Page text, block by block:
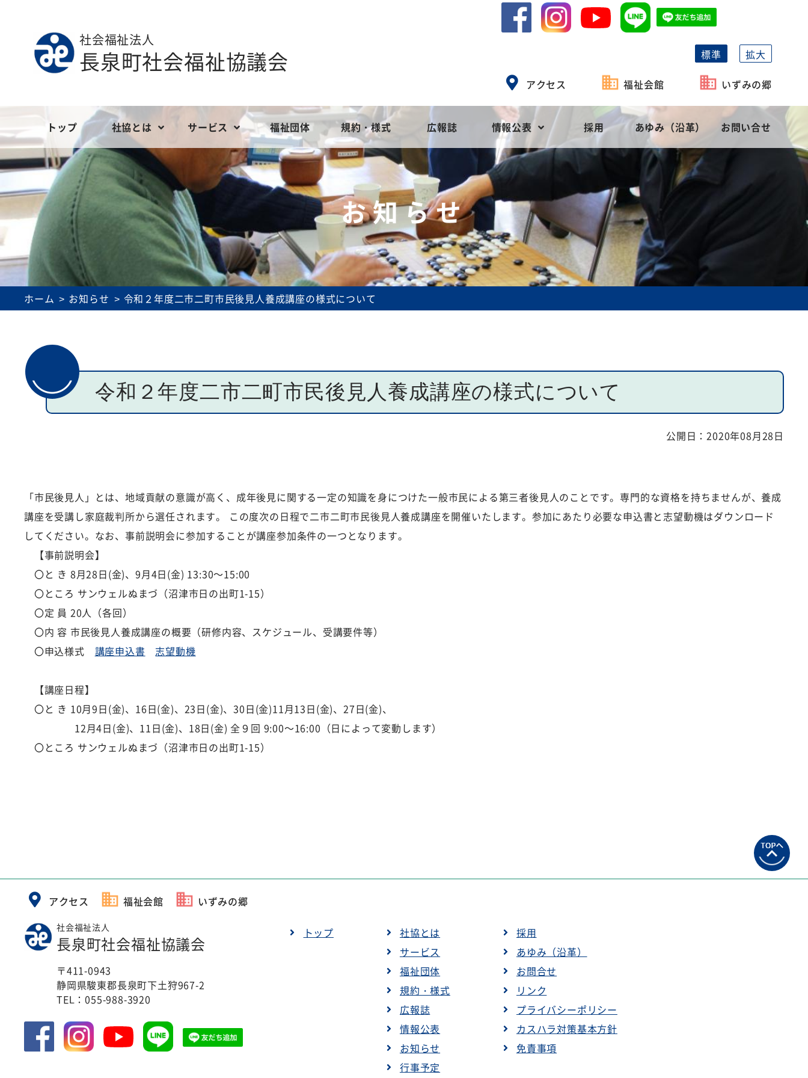
社会福祉法人
長泉町社会福祉協議会 標準 拡大
アクセス 福祉会館 いずみの郷
トップ 社協とは
ごあいさつ 社会福祉協議会とは 社会福祉協議会のめざすもの 社会福祉協議会の機能 長泉町社会福祉協議会の概要
長泉町社会福祉協議会の財政 地域福祉活動計画
サービス
地域福祉 ボランティア 高齢者福祉 障がい者福祉 相談・貸付
ご寄付・募金
福祉団体 規約・様式 広報誌 情報公表
定款等 現況報告 地域福祉活動計画 予算
苦情解決窓口設置事業 役員等名簿 社会福祉充実計画
理事会・評議員会議事録 介護事業所運営規程等
採用 あゆみ（沿革） お問い合せ
お知らせ
ホーム お知らせ 令和２年度二市二町市民後見人養成講座の様式について
令和２年度二市二町市民後見人養成講座の様式について
公開日：2020年08月28日
「市民後見人」とは、地域貢献の意識が高く、成年後見に関する一定の知識を身につけた一般市民による第三者後見人のことです。専門的な資格を持ちませんが、養成
講座を受講し家庭裁判所から選任されます。 この度次の日程で二市二町市民後見人養成講座を開催いたします。参加にあたり必要な申込書と志望動機はダウンロード
してください。なお、事前説明会に参加することが講座参加条件の一つとなります。
【事前説明会】
〇と き 8月28日(金)、9月4日(金) 13:30～15:00
〇ところ サンウェルぬまづ（沼津市日の出町1-15）
〇定 員 20人（各回）
〇内 容 市民後見人養成講座の概要（研修内容、スケジュール、受講要件等）
〇申込様式 講座申込書 志望動機
【講座日程】
〇と き 10月9日(金)、16日(金)、23日(金)、30日(金)11月13日(金)、27日(金)、
12月4日(金)、11日(金)、18日(金) 全９回 9:00～16:00（日によって変動します）
〇ところ サンウェルぬまづ（沼津市日の出町1-15）
アクセス 福祉会館 いずみの郷
社会福祉法人
長泉町社会福祉協議会
〒411-0943
静岡県駿東郡長泉町下土狩967-2
TEL：055-988-3920
トップ
社協とは
サービス
福祉団体
規約・様式
広報誌
情報公表
お知らせ
行事予定
採用
あゆみ（沿革）
お問合せ
リンク
プライバシーポリシー
カスハラ対策基本方針
免責事項